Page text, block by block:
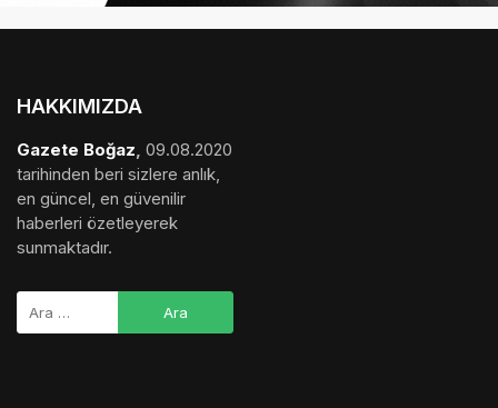
HAKKIMIZDA
Gazete Boğaz, 09.08.2020
tarihinden beri sizlere anlık,
en güncel, en güvenilir
haberleri özetleyerek
sunmaktadır.